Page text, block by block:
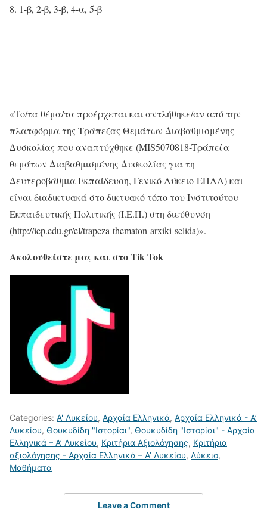
1-β, 2-β, 3-β, 4-α, 5-β
«Το/τα θέμα/τα προέρχεται και αντλήθηκε/αν από την
πλατφόρμα της Τράπεζας Θεμάτων Διαβαθμισμένης
Δυσκολίας που αναπτύχθηκε (MIS5070818-Tράπεζα
θεμάτων Διαβαθμισμένης Δυσκολίας για τη
Δευτεροβάθμια Εκπαίδευση, Γενικό Λύκειο-ΕΠΑΛ) και
είναι διαδικτυακά στο δικτυακό τόπο του Ινστιτούτου
Εκπαιδευτικής Πολιτικής (Ι.Ε.Π.) στη διεύθυνση
(http://iep.edu.gr/el/trapeza-thematon-arxiki-selida)».
Ακολουθείστε μας και στο Tik Tok
Categories: Α' Λυκείου, Αρχαία Ελληνικά, Αρχαία Ελληνικά - Α’
Λυκείου, Θουκυδίδη "Ιστορίαι", Θουκυδίδη "Ιστορίαι" - Αρχαία
Ελληνικά – Α’ Λυκείου, Κριτήρια Αξιολόγησης, Κριτήρια
αξιολόγησης - Αρχαία Ελληνικά – Α’ Λυκείου, Λύκειο,
Μαθήματα
Leave a Comment